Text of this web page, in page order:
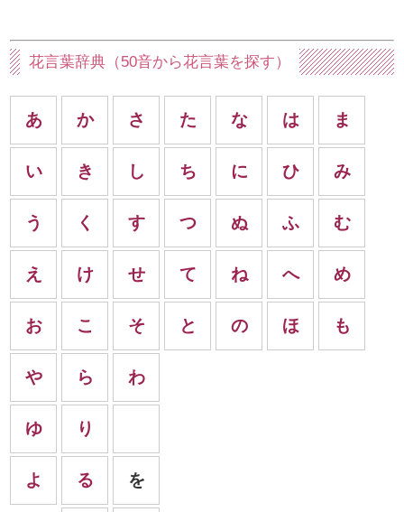
花言葉辞典（50音から花言葉を探す）
あ
い
う
え
お
か
き
く
け
こ
さ
し
す
せ
そ
た
ち
つ
て
と
な
に
ぬ
ね
の
は
ひ
ふ
へ
ほ
ま
み
む
め
も
や
ゆ
よ
ら
り
る
わ
を